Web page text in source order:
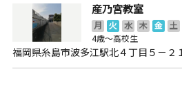
産乃宮教室
月 火 水 木 金 土
4歳～高校生
福岡県糸島市波多江駅北４丁目５－